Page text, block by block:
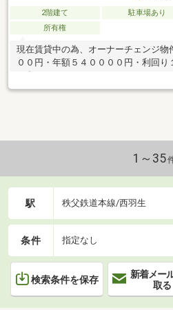
2階建て 駐車場あり
所有権
現在賃貸中の為、オーナーチェンジ物
００円・年額５４００００円・利回り
1～35
駅 秩父鉄道本線/西羽生
条件 指定なし
検索条件を保存
新着メー
取る